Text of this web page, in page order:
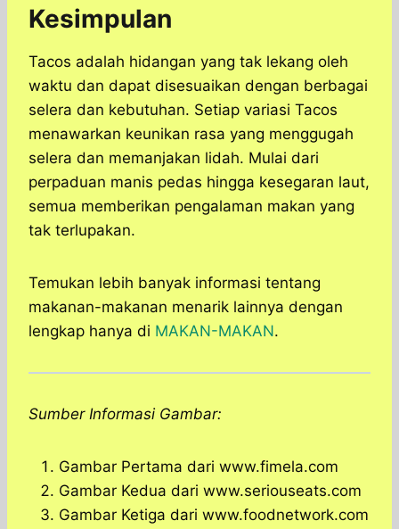
Kesimpulan
Tacos adalah hidangan yang tak lekang oleh
waktu dan dapat disesuaikan dengan berbagai
selera dan kebutuhan. Setiap variasi Tacos
menawarkan keunikan rasa yang menggugah
selera dan memanjakan lidah. Mulai dari
perpaduan manis pedas hingga kesegaran laut,
semua memberikan pengalaman makan yang
tak terlupakan.
Temukan lebih banyak informasi tentang
makanan-makanan menarik lainnya dengan
lengkap hanya di MAKAN-MAKAN.
Sumber Informasi Gambar:
Gambar Pertama dari www.fimela.com
Gambar Kedua dari www.seriouseats.com
Gambar Ketiga dari www.foodnetwork.com